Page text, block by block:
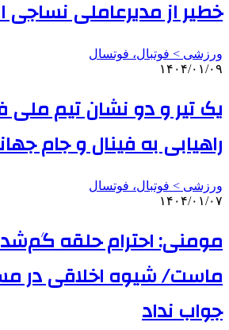
خطیر از مدیرعاملی نساجی
ورزشی > فوتبال، فوتسال
۱۴۰۴/۰۱/۰۹
یک تیر و دو نشان تیم
راهیابی به فینال و جام
ورزشی > فوتبال، فوتسال
۱۴۰۴/۰۱/۰۷
مومنی: احترام حلقه
ماست/ شیوه اخلاقی در
جواب نداد